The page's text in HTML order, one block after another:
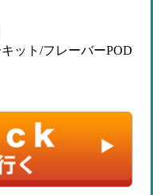
ット/フレーバーPOD